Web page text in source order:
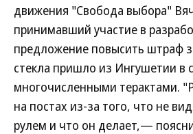
движения "Свобода выбора"
принимавший участие в
предложение повысить штраф
стекла пришло из Ингушетии в
многочисленными терактами.
на постах из-за того, что не
рулем и что он делает,—